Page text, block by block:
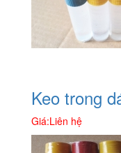
Keo trong
Giá:Liên hệ